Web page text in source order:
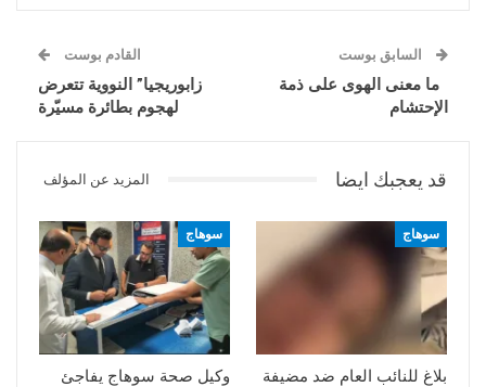
السابق بوست
ما معنی الهوی علی ذمة
الإحتشام
القادم بوست
زابوريجيا” النووية تتعرض
لهجوم بطائرة مسيّرة
قد يعجبك ايضا المزيد عن المؤلف
سوهاج
بلاغ للنائب العام ضد مضيفة
سوهاج
وكيل صحة سوهاج يفاجئ